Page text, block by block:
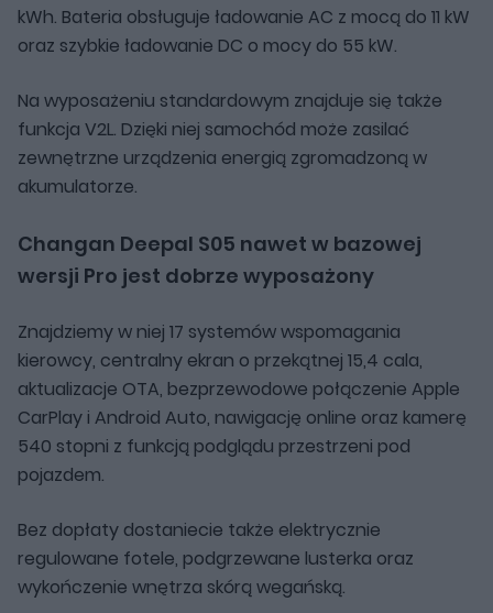
kWh. Bateria obsługuje ładowanie AC z mocą do 11 kW
oraz szybkie ładowanie DC o mocy do 55 kW.
Na wyposażeniu standardowym znajduje się także
funkcja V2L. Dzięki niej samochód może zasilać
zewnętrzne urządzenia energią zgromadzoną w
akumulatorze.
Changan Deepal S05 nawet w bazowej
wersji Pro jest dobrze wyposażony
Znajdziemy w niej 17 systemów wspomagania
kierowcy, centralny ekran o przekątnej 15,4 cala,
aktualizacje OTA, bezprzewodowe połączenie Apple
CarPlay i Android Auto, nawigację online oraz kamerę
540 stopni z funkcją podglądu przestrzeni pod
pojazdem.
Bez dopłaty dostaniecie także elektrycznie
regulowane fotele, podgrzewane lusterka oraz
wykończenie wnętrza skórą wegańską.